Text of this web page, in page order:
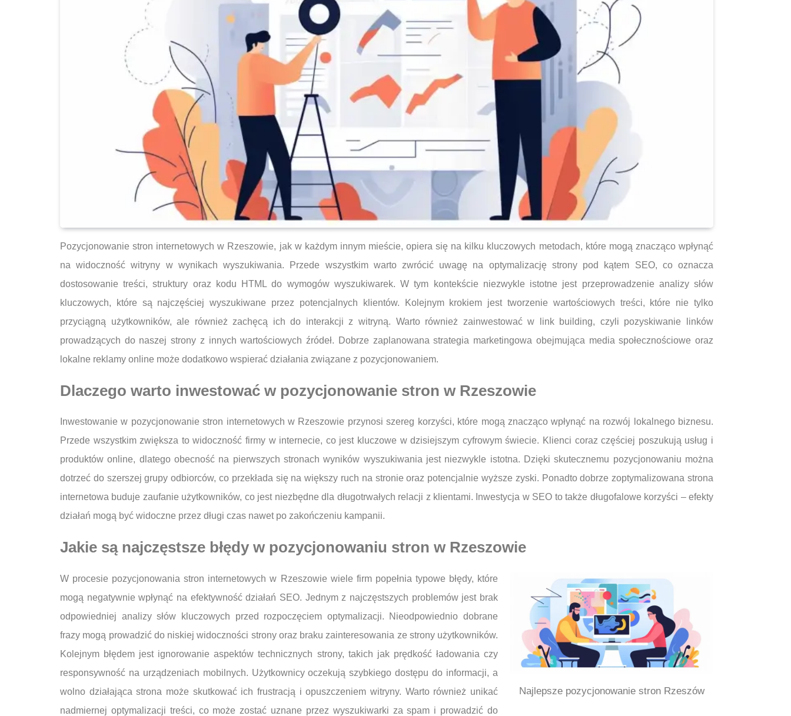
Pozycjonowanie stron internetowych w Rzeszowie, jak w każdym innym mieście, opiera się na kilku kluczowych metodach, które mogą znacząco wpłynąć
na widoczność witryny w wynikach wyszukiwania. Przede wszystkim warto zwrócić uwagę na optymalizację strony pod kątem SEO, co oznacza
dostosowanie treści, struktury oraz kodu HTML do wymogów wyszukiwarek. W tym kontekście niezwykle istotne jest przeprowadzenie analizy słów
kluczowych, które są najczęściej wyszukiwane przez potencjalnych klientów. Kolejnym krokiem jest tworzenie wartościowych treści, które nie tylko
przyciągną użytkowników, ale również zachęcą ich do interakcji z witryną. Warto również zainwestować w link building, czyli pozyskiwanie linków
prowadzących do naszej strony z innych wartościowych źródeł. Dobrze zaplanowana strategia marketingowa obejmująca media społecznościowe oraz
lokalne reklamy online może dodatkowo wspierać działania związane z pozycjonowaniem.
Dlaczego warto inwestować w pozycjonowanie stron w Rzeszowie
Inwestowanie w pozycjonowanie stron internetowych w Rzeszowie przynosi szereg korzyści, które mogą znacząco wpłynąć na rozwój lokalnego biznesu.
Przede wszystkim zwiększa to widoczność firmy w internecie, co jest kluczowe w dzisiejszym cyfrowym świecie. Klienci coraz częściej poszukują usług i
produktów online, dlatego obecność na pierwszych stronach wyników wyszukiwania jest niezwykle istotna. Dzięki skutecznemu pozycjonowaniu można
dotrzeć do szerszej grupy odbiorców, co przekłada się na większy ruch na stronie oraz potencjalnie wyższe zyski. Ponadto dobrze zoptymalizowana strona
internetowa buduje zaufanie użytkowników, co jest niezbędne dla długotrwałych relacji z klientami. Inwestycja w SEO to także długofalowe korzyści – efekty
działań mogą być widoczne przez długi czas nawet po zakończeniu kampanii.
Jakie są najczęstsze błędy w pozycjonowaniu stron w Rzeszowie
Najlepsze pozycjonowanie stron Rzeszów
W procesie pozycjonowania stron internetowych w Rzeszowie wiele firm popełnia typowe błędy, które
mogą negatywnie wpłynąć na efektywność działań SEO. Jednym z najczęstszych problemów jest brak
odpowiedniej analizy słów kluczowych przed rozpoczęciem optymalizacji. Nieodpowiednio dobrane
frazy mogą prowadzić do niskiej widoczności strony oraz braku zainteresowania ze strony użytkowników.
Kolejnym błędem jest ignorowanie aspektów technicznych strony, takich jak prędkość ładowania czy
responsywność na urządzeniach mobilnych. Użytkownicy oczekują szybkiego dostępu do informacji, a
wolno działająca strona może skutkować ich frustracją i opuszczeniem witryny. Warto również unikać
nadmiernej optymalizacji treści, co może zostać uznane przez wyszukiwarki za spam i prowadzić do